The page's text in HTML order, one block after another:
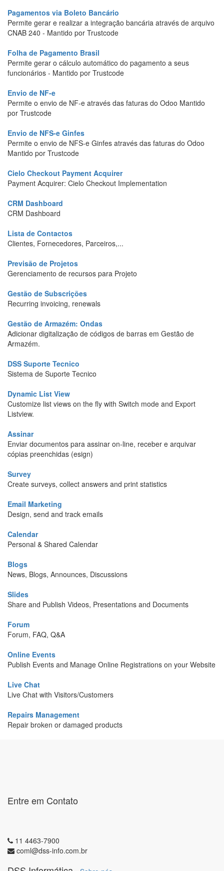
Pagamentos via Boleto Bancário
Permite gerar e realizar a integração bancária através de arquivo
CNAB 240 - Mantido por Trustcode
Folha de Pagamento Brasil
Permite gerar o cálculo automático do pagamento a seus
funcionários - Mantido por Trustcode
Envio de NF-e
Permite o envio de NF-e através das faturas do Odoo Mantido
por Trustcode
Envio de NFS-e Ginfes
Permite o envio de NFS-e Ginfes através das faturas do Odoo
Mantido por Trustcode
Cielo Checkout Payment Acquirer
Payment Acquirer: Cielo Checkout Implementation
CRM Dashboard
CRM Dashboard
Lista de Contactos
Clientes, Fornecedores, Parceiros,...
Previsão de Projetos
Gerenciamento de recursos para Projeto
Gestão de Subscrições
Recurring invoicing, renewals
Gestão de Armazém: Ondas
Adicionar digitalização de códigos de barras em Gestão de
Armazém.
DSS Suporte Tecnico
Sistema de Suporte Tecnico
Dynamic List View
Customize list views on the fly with Switch mode and Export
Listview.
Assinar
Enviar documentos para assinar on-line, receber e arquivar
cópias preenchidas (esign)
Survey
Create surveys, collect answers and print statistics
Email Marketing
Design, send and track emails
Calendar
Personal & Shared Calendar
Blogs
News, Blogs, Announces, Discussions
Slides
Share and Publish Videos, Presentations and Documents
Forum
Forum, FAQ, Q&A
Online Events
Publish Events and Manage Online Registrations on your Website
Live Chat
Live Chat with Visitors/Customers
Repairs Management
Repair broken or damaged products
Entre em Contato
11 4463-7900
coml@dss-info.com.br